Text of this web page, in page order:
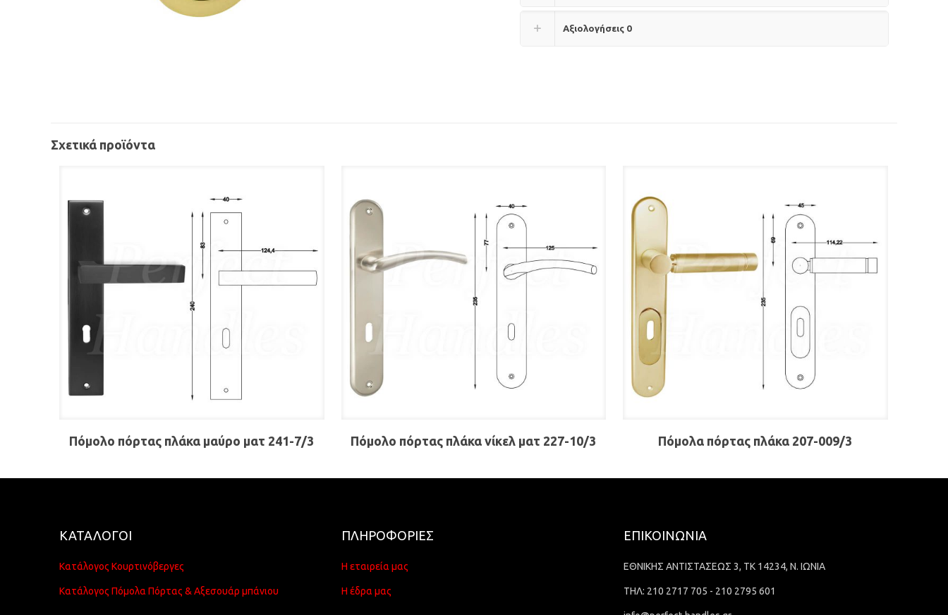
Αξιολογήσεις 0
Σχετικά προϊόντα
Πόμολο πόρτας πλάκα μαύρο ματ 241-7/3 Πόμολο πόρτας πλάκα νίκελ ματ 227-10/3 Πόμολα πόρτας πλάκα 207-009/3
ΚΑΤΑΛΟΓΟΙ
Κατάλογος Κουρτινόβεργες
Κατάλογος Πόμολα Πόρτας & Αξεσουάρ μπάνιου
ΠΛΗΡΟΦΟΡΙΕΣ
Η εταιρεία μας
Η έδρα μας
ΕΠΙΚΟΙΝΩΝΙΑ
ΕΘΝΙΚΗΣ ΑΝΤΙΣΤΑΣΕΩΣ 3, ΤΚ 14234, Ν. ΙΩΝΙΑ
ΤΗΛ: 210 2717 705 - 210 2795 601